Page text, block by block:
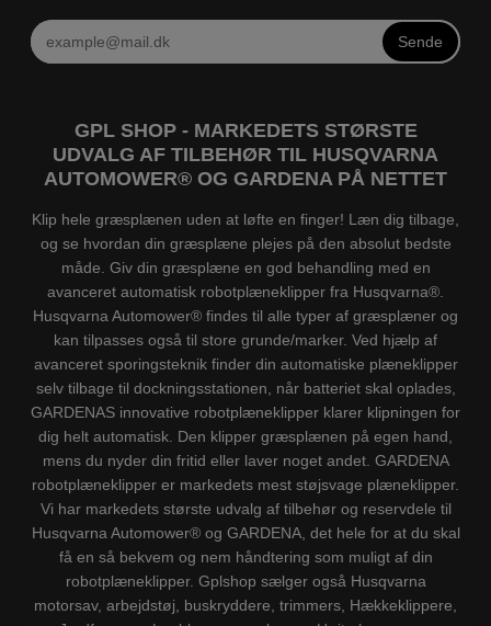
Sende
GPL SHOP - MARKEDETS STØRSTE
UDVALG AF TILBEHØR TIL HUSQVARNA
AUTOMOWER® OG GARDENA PÅ NETTET
Klip hele græsplænen uden at løfte en finger! Læn dig tilbage,
og se hvordan din græsplæne plejes på den absolut bedste
måde. Giv din græsplæne en god behandling med en
avanceret automatisk robotplæneklipper fra Husqvarna®.
Husqvarna Automower® findes til alle typer af græsplæner og
kan tilpasses også til store grunde/marker. Ved hjælp af
avanceret sporingsteknik finder din automatiske plæneklipper
selv tilbage til dockningsstationen, når batteriet skal oplades,
GARDENAS innovative robotplæneklipper klarer klipningen for
dig helt automatisk. Den klipper græsplænen på egen hand,
mens du nyder din fritid eller laver noget andet. GARDENA
robotplæneklipper er markedets mest støjsvage plæneklipper.
Vi har markedets største udvalg af tilbehør og reservdele til
Husqvarna Automower® og GARDENA, det hele for at du skal
få en så bekvem og nem håndtering som muligt af din
robotplæneklipper. Gplshop sælger også Husqvarna
motorsav, arbejdstøj, buskryddere, trimmers, Hækkeklippere,